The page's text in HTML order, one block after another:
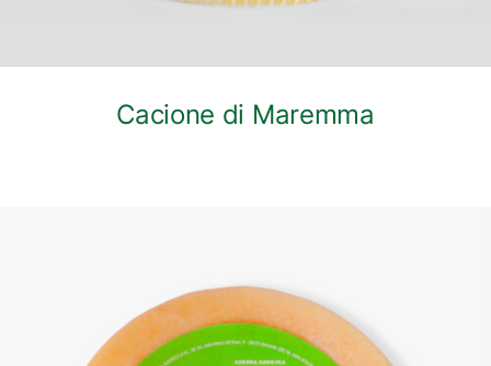
Cacione di Maremma